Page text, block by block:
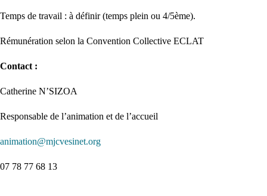
Temps de travail : à définir (temps plein ou 4/5ème).
Rémunération selon la Convention Collective ECLAT
Contact :
Catherine N’SIZOA
Responsable de l’animation et de l’accueil
animation@mjcvesinet.org
07 78 77 68 13